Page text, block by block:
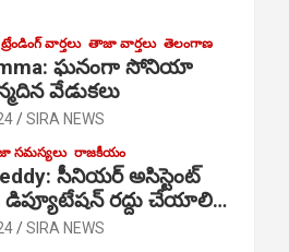
ట్రేండింగ్ వార్తలు తాజా వార్తలు తెలంగాణ
ఘ‌నంగా సోనియా
వేడుక‌లు
SIRA NEWS
సమస్యలు రాజకీయం
సీనియర్ అసిస్టెంట్
రద్దు చేయాలి…
SIRA NEWS